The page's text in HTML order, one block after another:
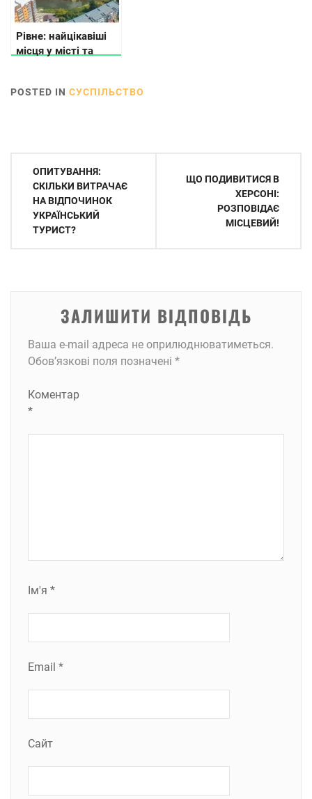
Рівне: найцікавіші
місця у місті та
POSTED IN СУСПІЛЬСТВО
Навігація
записів
ОПИТУВАННЯ:
СКІЛЬКИ ВИТРАЧАЄ
НА ВІДПОЧИНОК
УКРАЇНСЬКИЙ
ТУРИСТ?
ЩО ПОДИВИТИСЯ В
ХЕРСОНІ:
РОЗПОВІДАЄ
МІСЦЕВИЙ!
ЗАЛИШИТИ ВІДПОВІДЬ
Ваша e-mail адреса не оприлюднюватиметься.
Обов’язкові поля позначені *
Коментар
*
Ім'я *
Email *
Сайт